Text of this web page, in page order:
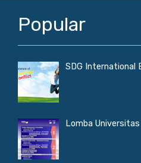
Popular
SDG International
Lomba